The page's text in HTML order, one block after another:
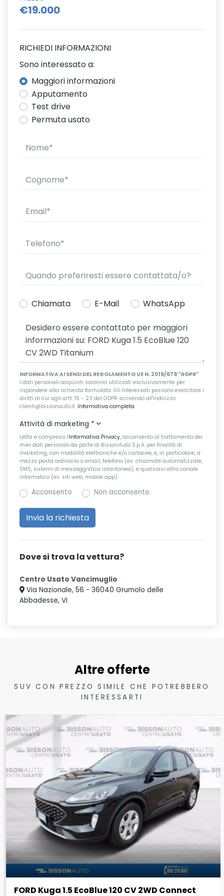
€19.000
RICHIEDI INFORMAZIONI
Sono interessato a:
Maggiori informazioni
Apputamento
Test drive
Permuta usato
Chiamata E-Mail WhatsApp
INFORMATIVA AI SENSI DEL REGOLAMENTO UE N. 2016/679 "GDPR"
I dati personali acquisiti saranno utilizzati esclusivamente per
rispondere alla richiesta formulata. Gli Interessati possono esercitare i
diritti di cui agli artt. 15 - 23 del GDPR scrivendo all'indirizzo
clienti@bissonauto.it. Informativa completa.
Attività di marketing *
Letta e compresa l’Informativa Privacy, acconsento al trattamento dei
miei dati personali da parte di BissonAuto S.p.A. per finalità di
marketing, con modalità elettroniche e/o cartacee, e, in particolare, a
mezzo posta ordinaria o email, telefono (es. chiamate automatizzate,
SMS, sistemi di messaggistica istantanea), e qualsiasi altro canale
informatico (es. siti web, mobile app).
Acconsento Non acconsento
Dove si trova la vettura?
Centro Usato Vancimuglio
Via Nazionale, 56 - 36040 Grumolo delle
Abbadesse, VI
Altre offerte
SUV CON PREZZO SIMILE CHE POTREBBERO
INTERESSARTI
FORD Kuga 1.5 EcoBlue 120 CV 2WD Connect